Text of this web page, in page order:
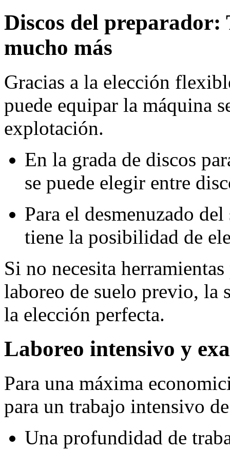
Discos del preparador:
mucho más
Gracias a la elección
puede equipar la máquina
explotación.
En la grada de discos
se puede elegir entre
Para el desmenuzado
tiene la posibilidad de
Si no necesita
laboreo de suelo previo, la
la elección perfecta.
Laboreo intensivo y
Para una máxima
para un trabajo intensivo
Una profundidad de